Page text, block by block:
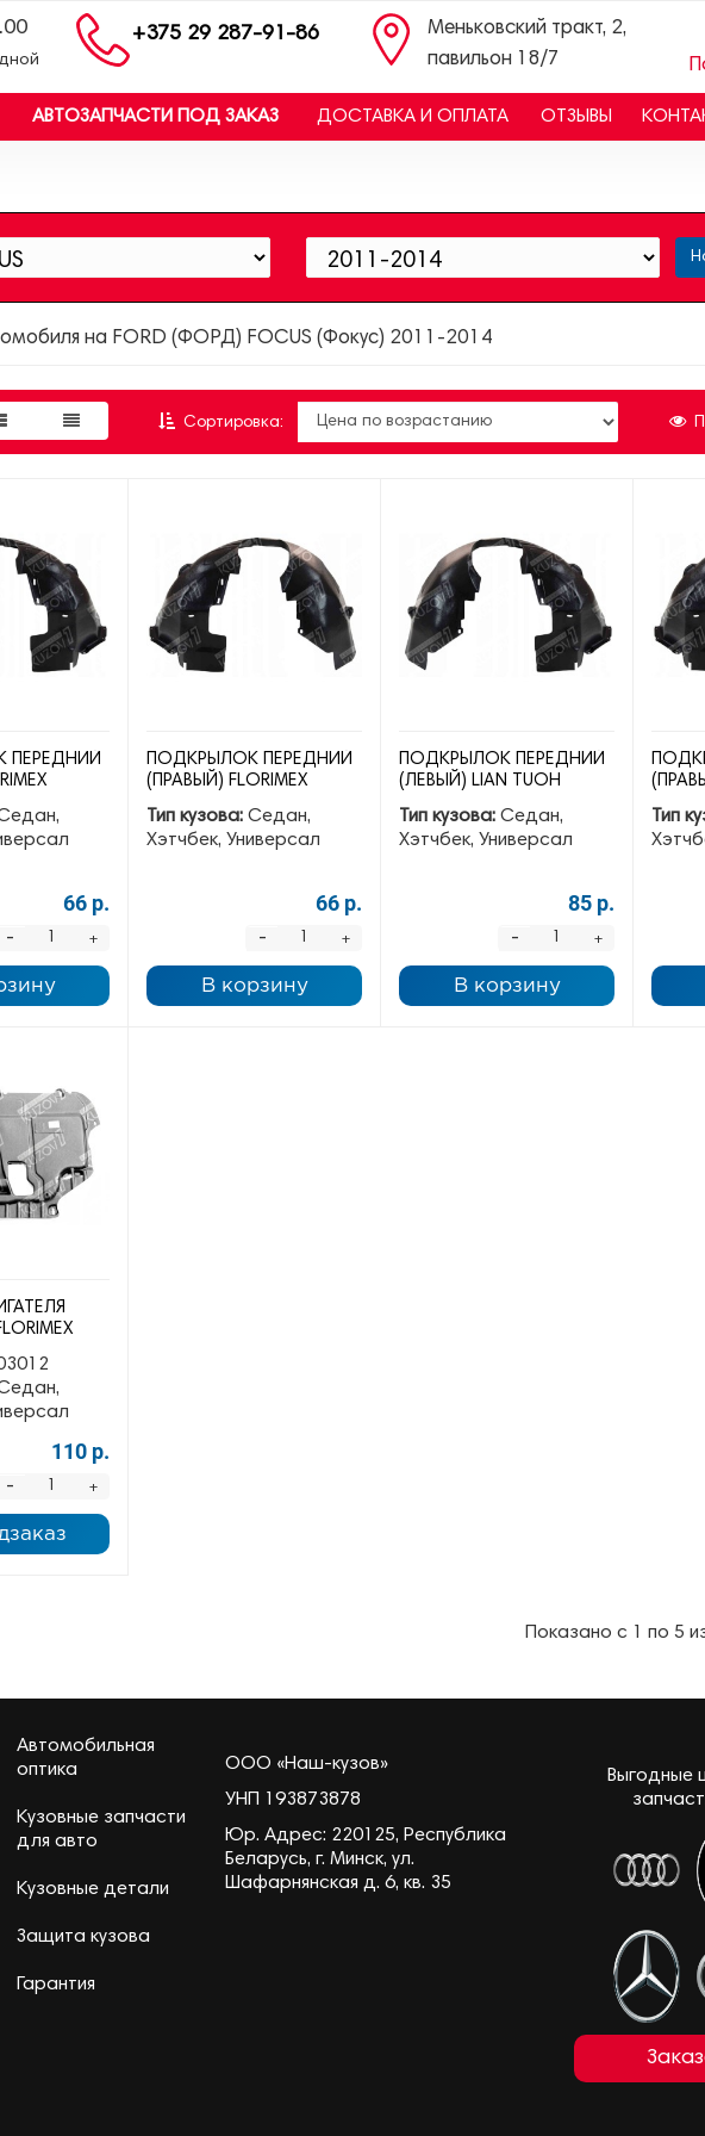
Меньковский тракт, 2,
павильон 18/7
+375 29 287-91-86
АВТОЗАПЧАСТИ ПОД ЗАКАЗ ДОСТАВКА И ОПЛАТА ОТЗЫВЫ
на FORD (ФОРД) FOCUS (Фокус) 2011-2014
Сортировка:
ПЕРЕДНИЙ
66 р.
+
-
ПОДКРЫЛОК ПЕРЕДНИЙ
(ПРАВЫЙ) FLORIMEX
Тип кузова: Седан,
Хэтчбек, Универсал
66 р.
+
-
В корзину
ПОДКРЫЛОК ПЕРЕДНИЙ
(ЛЕВЫЙ) LIAN TUOH
Тип кузова: Седан,
Хэтчбек, Универсал
85 р.
+
-
В корзину
Тип
110 р.
+
-
Показано с 1 по 5
Автомобильная
оптика
Кузовные запчасти
для авто
Кузовные детали
Защита кузова
Гарантия
ООО «Наш-кузов»
УНП 193873878
Юр. Адрес: 220125, Республика
Беларусь, г. Минск, ул.
Шафарнянская д. 6, кв. 35
Выгодные